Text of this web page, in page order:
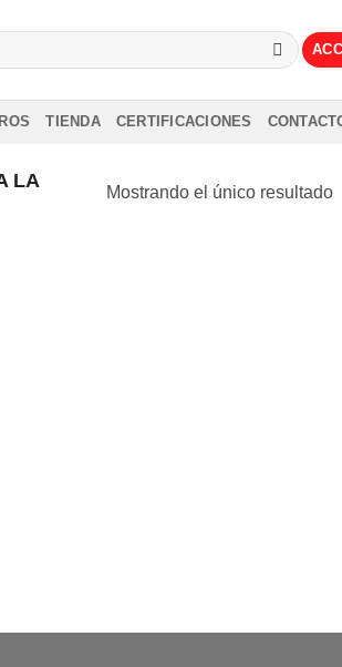
TIENDA CERTIFICACIONES
LA
Mostrando el único resultado